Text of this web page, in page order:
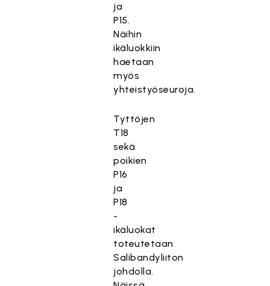
ja
P15.
Näihin
ikäluokkiin
haetaan
myös
yhteistyöseuroja.
Tyttöjen
T18
sekä
poikien
P16
ja
P18
-
ikäluokat
toteutetaan
Salibandyliiton
johdolla.